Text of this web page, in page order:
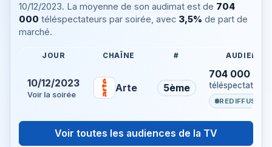
10/12/2023. La moyenne de son audimat est de 704
000 téléspectateurs par soirée, avec 3,5% de part de
marché.
JOUR CHAÎNE # AUDIENCE
10/12/2023
Voir la soirée
Arte 5ème
704 000
téléspectateurs
REDIFFUSION
Voir toutes les audiences de la TV